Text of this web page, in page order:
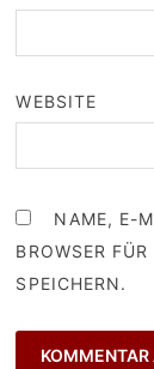
WEBSITE
NAME, E-
BROWSER
SPEICHERN.